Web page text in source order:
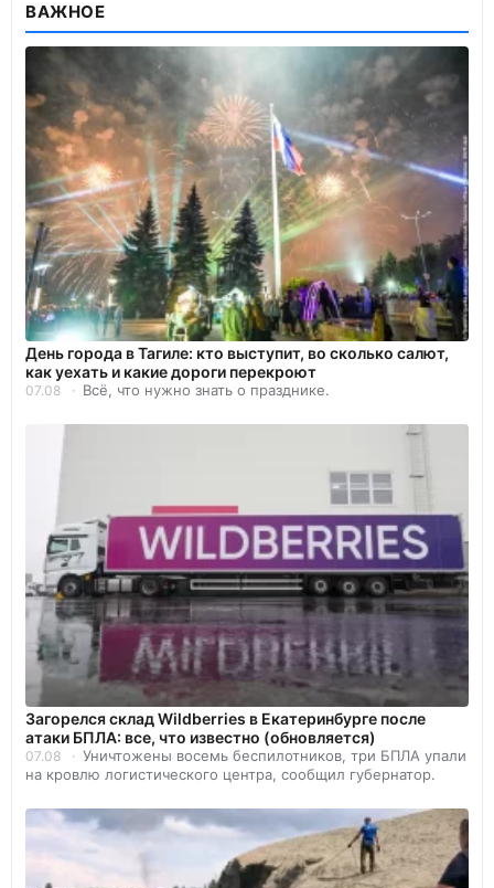
ВАЖНОЕ
День города в Тагиле: кто выступит, во сколько салют,
как уехать и какие дороги перекроют
07.08 Всё, что нужно знать о празднике.
Загорелся склад Wildberries в Екатеринбурге после
атаки БПЛА: все, что известно (обновляется)
07.08
Уничтожены восемь беспилотников, три БПЛА упали
на кровлю логистического центра, сообщил губернатор.